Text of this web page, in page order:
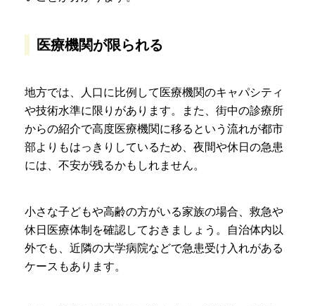
医療機関が限られる
地方では、人口に比例して医療機関のキャパシティ
や技術水準に限りがあります。また、街中の診療所
からの紹介で高度医療機関に移るという流れが都市
部よりもはっきりしているため、夜間や休日の急患
には、不安が残るかもしれません。
小さな子どもや高齢の方がいる家族の場合、救急や
休日医療体制を確認しておきましょう。自治体内以
外でも、近隣の大学病院などで急患受け入れがある
ケースもあります。